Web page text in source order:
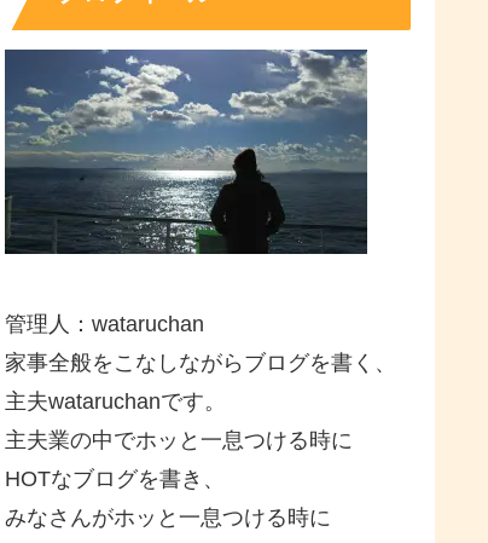
管理人：wataruchan
家事全般をこなしながらブログを書く、
主夫wataruchanです。
主夫業の中でホッと一息つける時に
HOTなブログを書き、
みなさんがホッと一息つける時に